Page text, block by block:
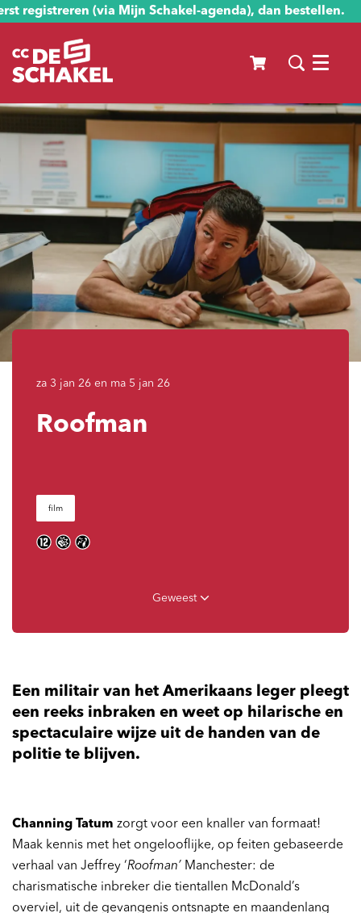
registreren (via Mijn Schakel-agenda), dan bestellen.
Menu
Roofman
za 3 jan 26 en ma 5 jan 26
film
Geweest
Een militair van het Amerikaans leger pleegt
een reeks inbraken en weet op hilarische en
spectaculaire wijze uit de handen van de
politie te blijven.
Channing Tatum zorgt voor een knaller van formaat!
Maak kennis met het ongelooflijke, op feiten gebaseerde
verhaal van Jeffrey ‘Roofman’ Manchester: de
charismatische inbreker die tientallen McDonald’s
overviel, uit de gevangenis ontsnapte en maandenlang